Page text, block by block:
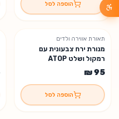
הוספה לסל
תאורת אווירה ולדים
מנורת ירח צבעונית עם
רמקול ושלט ATOP
הוספה לסל